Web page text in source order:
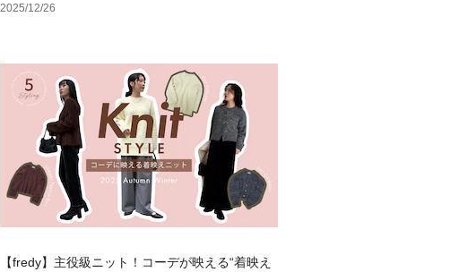
2025/12/26
【fredy】主役級ニット！コーデが映える“着映え